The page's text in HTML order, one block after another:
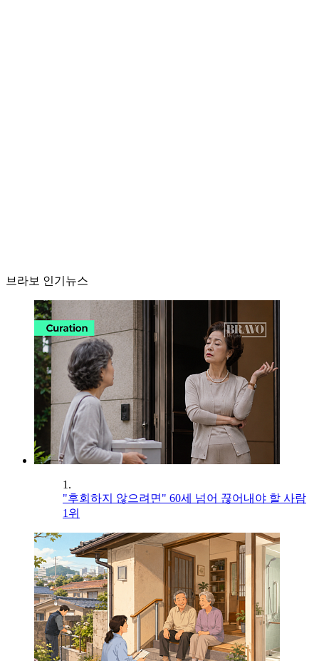
브라보 인기뉴스
1.
"후회하지 않으려면" 60세 넘어 끊어내야 할 사람
1위